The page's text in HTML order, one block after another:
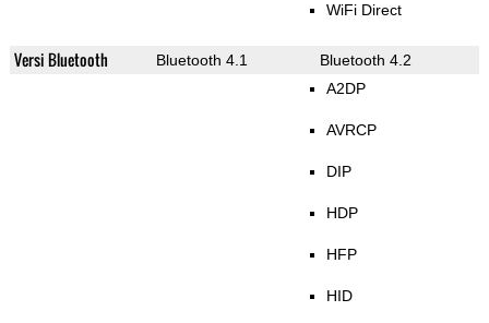
WiFi Direct
Versi Bluetooth Bluetooth 4.1 Bluetooth 4.2
A2DP
AVRCP
DIP
HDP
HFP
HID